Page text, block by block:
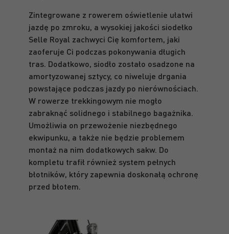
Zintegrowane z rowerem oświetlenie ułatwi
jazdę po zmroku, a wysokiej jakości siodełko
Selle Royal zachwyci Cię komfortem, jaki
zaoferuje Ci podczas pokonywania długich
tras. Dodatkowo, siodło zostało osadzone na
amortyzowanej sztycy, co niweluje drgania
powstające podczas jazdy po nierównościach.
W rowerze trekkingowym nie mogło
zabraknąć solidnego i stabilnego bagażnika.
Umożliwia on przewożenie niezbędnego
ekwipunku, a także nie będzie problemem
montaż na nim dodatkowych sakw. Do
kompletu trafił również system pełnych
błotników, który zapewnia doskonałą ochronę
przed błotem.